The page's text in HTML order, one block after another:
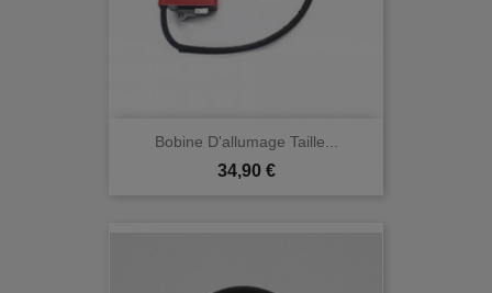
Bobine D'allumage Taille...
Prix
34,90 €